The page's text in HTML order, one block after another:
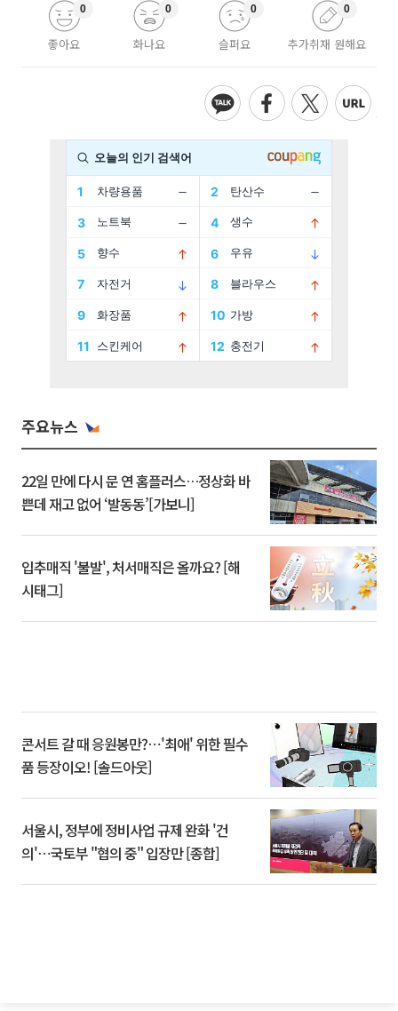
좋아요
0
화나요
0
슬퍼요
0
추가취재 원해요
0
주요뉴스
22일 만에 다시 문 연 홈플러스…정상화 바
쁜데 재고 없어 ‘발동동’[가보니]
입추매직 '불발', 처서매직은 올까요? [해
시태그]
콘서트 갈 때 응원봉만?⋯'최애' 위한 필수
품 등장이오! [솔드아웃]
서울시, 정부에 정비사업 규제 완화 '건
의'⋯국토부 "협의 중" 입장만 [종합]